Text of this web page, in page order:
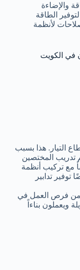
والإضاءة
الطاقة
لأنظمة
في الكويت
التيار. هذا بسبب
تدريب المختصين
مع تركيب أنظمة
توفير تدابير
من فرص العمل في
ويعملون بناءاً